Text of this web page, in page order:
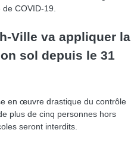
COVID-19.
Ville va appliquer la
sol depuis le 31
en œuvre drastique du contrôle
plus de cinq personnes hors
seront interdits.